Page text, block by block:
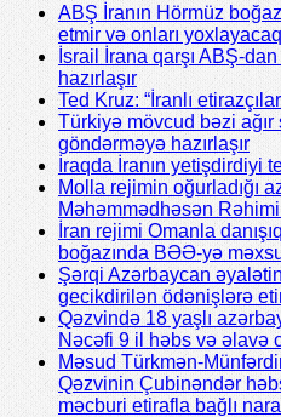
ABŞ İranın Hörmüz
etmir və onları yoxlayacaq
İsrail İrana qarşı ABŞ-
hazırlaşır
Ted Kruz: “İranlı
Türkiyə mövcud bəzi ağır
göndərməyə hazırlaşır
İraqda İranın yetişdirdiyi
Molla rejimin oğurladığı
Məhəmmədhəsən
İran rejimi Omanla
boğazında BƏƏ-yə
Şərqi Azərbaycan
gecikdirilən ödənişlərə
Qəzvində 18 yaşlı
Nəcəfi 9 il həbs və əlavə
Məsud Türkmən-
Qəzvinin Çubinəndər
məcburi etirafla bağlı